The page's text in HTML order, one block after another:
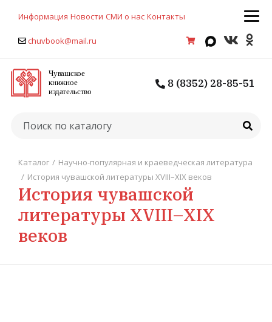
Информация Новости СМИ о нас Контакты
chuvbook@mail.ru
8 (8352) 28-85-51
Каталог / Научно-популярная и краеведческая литература
/ История чувашской литературы XVIII–ХIХ веков
История чувашской
литературы XVIII–ХIХ
веков